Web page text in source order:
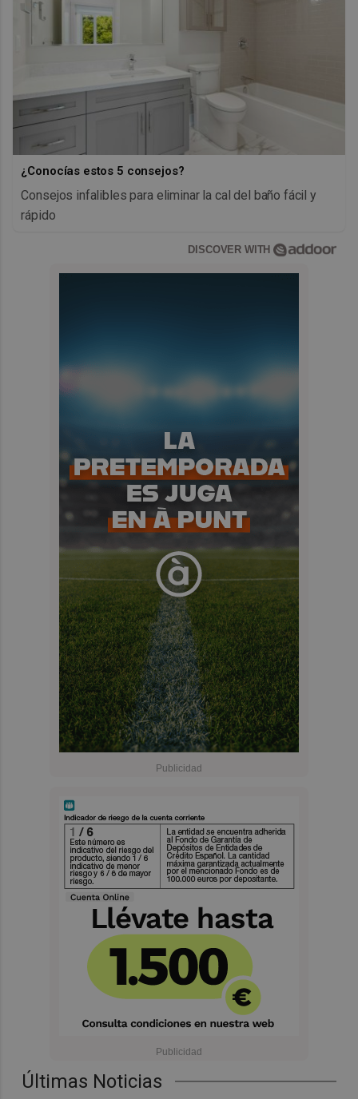
Últimas Noticias
¿Conocías estos 5 consejos?
Consejos infalibles para eliminar la cal del baño fácil y
rápido
DISCOVER WITH